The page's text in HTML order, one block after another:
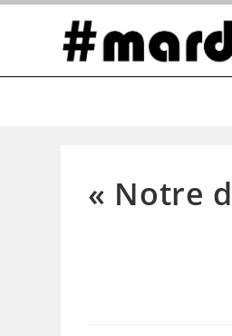
Skip
« Notre